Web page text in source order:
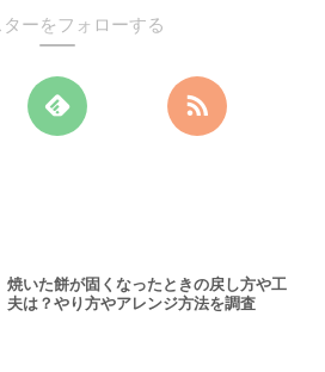
ターをフォローする
焼いた餅が固くなったときの戻し方や工
夫は？やり方やアレンジ方法を調査